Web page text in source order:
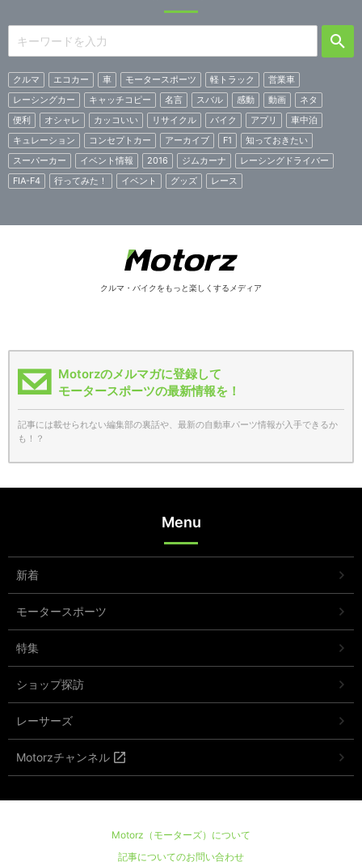
クルマ エコカー 車 モータースポーツ 軽トラック
営業車
レーシングカー
キャッチコピー 名言 スバル 感動 動画
ネタ
便利
オシャレ カッコいい リサイクル バイク アプリ
車中泊
キュレーション
コンセプトカー アーカイブ F1
知っておきたい
スーパーカー
イベント情報 2016 ジムカーナ
レーシングドライバー
FIA-F4
行ってみた！ イベント グッズ レース
クルマ・バイクをもっと楽しくするメディア
Motorzのメルマガに登録して
モータースポーツの最新情報を！
記事には載せられない編集部の裏話や、最新の自動車パーツ情報が入手できるか
も！？
Menu
新着
モータースポーツ
特集
ショップ探訪
レーサーズ
Motorzチャンネル
Motorz（モーターズ）について
記事についてのお問い合わせ